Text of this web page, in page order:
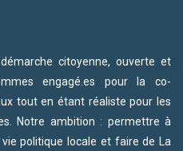
citoyenne, ouverte et
engagé.es pour la co-
tout en étant réaliste pour les
Notre ambition : permettre à
vie politique locale et faire de La